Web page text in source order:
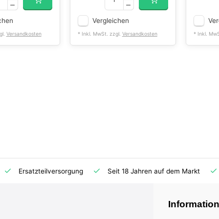
Versandkosten
Vergleichen
* Inkl. MwSt. zzgl. Versandkosten * Inkl.
Ersatzteilversorgung Seit 18 Jahren auf dem Markt